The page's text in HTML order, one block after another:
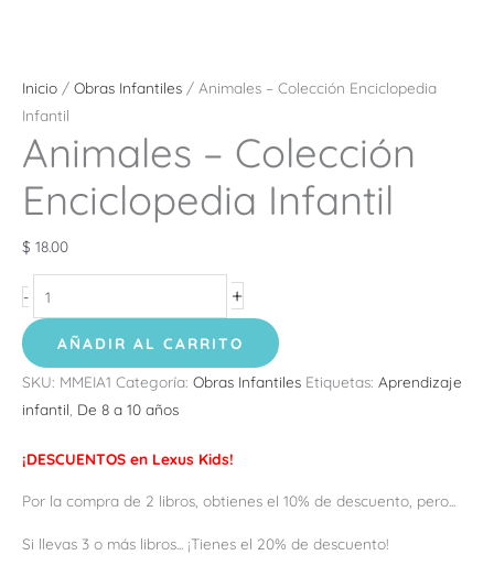
Inicio / Obras Infantiles / Animales – Colección Enciclopedia
Infantil
Animales – Colección
Enciclopedia Infantil
$ 18.00
- +
AÑADIR AL CARRITO
SKU: MMEIA1 Categoría: Obras Infantiles Etiquetas: Aprendizaje
infantil De 8 a 10 años
¡DESCUENTOS en Lexus Kids!
Por la compra de 2 libros, obtienes el 10% de descuento, pero...
Si llevas 3 o más libros... ¡Tienes el 20% de descuento!